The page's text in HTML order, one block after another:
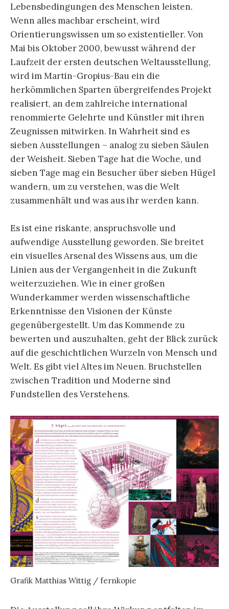
Lebensbedingungen des Menschen leisten.
Wenn alles machbar erscheint, wird
Orientierungswissen um so existentieller. Von
Mai bis Oktober 2000, bewusst während der
Laufzeit der ersten deutschen Weltausstellung,
wird im Martin-Gropius-Bau ein die
herkömmlichen Sparten übergreifendes Projekt
realisiert, an dem zahlreiche international
renommierte Gelehrte und Künstler mit ihren
Zeugnissen mitwirken. In Wahrheit sind es
sieben Ausstellungen – analog zu sieben Säulen
der Weisheit. Sieben Tage hat die Woche, und
sieben Tage mag ein Besucher über sieben Hügel
wandern, um zu verstehen, was die Welt
zusammenhält und was aus ihr werden kann.
Es ist eine riskante, anspruchsvolle und
aufwendige Ausstellung geworden. Sie breitet
ein visuelles Arsenal des Wissens aus, um die
Linien aus der Vergangenheit in die Zukunft
weiterzuziehen. Wie in einer großen
Wunderkammer werden wissenschaftliche
Erkenntnisse den Visionen der Künste
gegenübergestellt. Um das Kommende zu
bewerten und auszuhalten, geht der Blick zurück
auf die geschichtlichen Wurzeln von Mensch und
Welt. Es gibt viel Altes im Neuen. Bruchstellen
zwischen Tradition und Moderne sind
Fundstellen des Verstehens.
Grafik Matthias Wittig / fernkopie